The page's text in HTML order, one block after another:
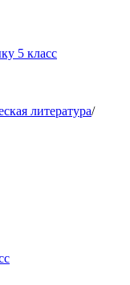
5 класс
литература/